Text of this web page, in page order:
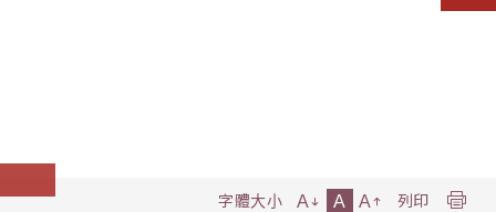
字體大小 A A A 列印